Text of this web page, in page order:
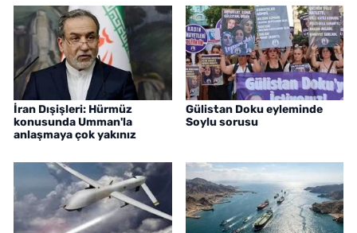
İran Dışişleri: Hürmüz
konusunda Umman'la
anlaşmaya çok yakınız
Gülistan Doku eyleminde
Soylu sorusu